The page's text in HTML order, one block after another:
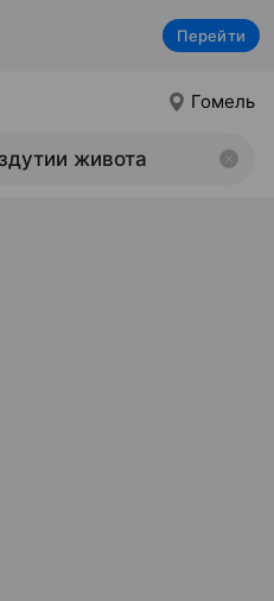
Перейти
Гомель